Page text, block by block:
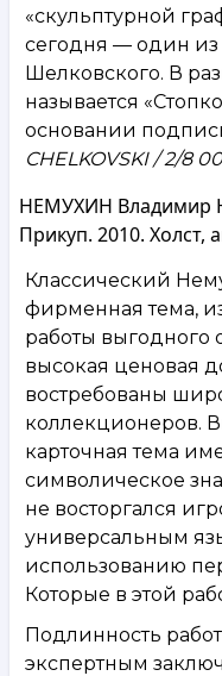
«скульптурной
сегодня — один из
Шелковского. В
называется
основании
CHELKOVSKI / 2/8 00
НЕМУХИН Владимир
Прикуп. 2010. Холст,
Классический
фирменная тема,
работы выгодного
высокая ценовая
востребованы
коллекционеров.
карточная тема
символическое
не восторгался
универсальным
использованию
Которые в этой
Подлинность
экспертным